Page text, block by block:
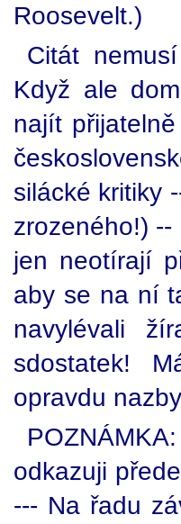
Roosevelt.)
Citát
Když ale
najít
silácké kritiky
zrozeného!)
jen neotírají
aby se na ní
navylévali
sdostatek!
opravdu
odkazuji
--- Na řadu